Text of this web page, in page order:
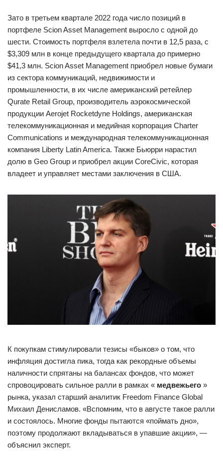
Зато в третьем квартале 2022 года число позиций в
портфеле Scion Asset Management выросло с одной до
шести. Стоимость портфеля взлетела почти в 12,5 раза, с
$3,309 млн в конце предыдущего квартала до примерно
$41,3 млн. Scion Asset Management приобрел новые бумаги
из сектора коммуникаций, недвижимости и
промышленности, в их числе американский ретейлер
Qurate Retail Group, производитель аэрокосмической
продукции Aerojet Rocketdyne Holdings, американская
телекоммуникационная и медийная корпорация Charter
Communications и международная телекоммуникационная
компания Liberty Latin America. Также Бьюрри нарастил
долю в Geo Group и приобрел акции CoreCivic, которая
владеет и управляет местами заключения в США.
К покупкам стимулировали тезисы «быков» о том, что
инфляция достигла пика, тогда как рекордные объемы
наличности спрятаны на балансах фондов, что может
спровоцировать сильное ралли в рамках « медвежьего »
рынка, указал старший аналитик Freedom Finance Global
Михаил Денисламов. «Вспомним, что в августе такое ралли
и состоялось. Многие фонды пытаются «поймать дно»,
поэтому продолжают вкладываться в упавшие акции», —
объяснил эксперт.